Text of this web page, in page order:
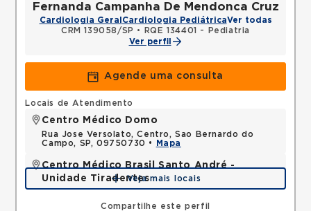
Fernanda Campanha De Mendonca Cruz
Cardiologia Geral Cardiologia PediátricaVer todas
CRM 139058/SP •
RQE 134401 - Pediatria
Ver perfil
Agende uma consulta
Compartilhe este perfil
Locais de Atendimento
Centro Médico Domo
Rua Jose Versolato, Centro, Sao Bernardo do
Campo, SP, 09750730 •
Mapa
Centro Médico Brasil Santo André -
Unidade Tiradentes
Rua Tiradentes, Vila Dora, Santo Andre, SP,
09030560 •Mapa
Veja mais locais